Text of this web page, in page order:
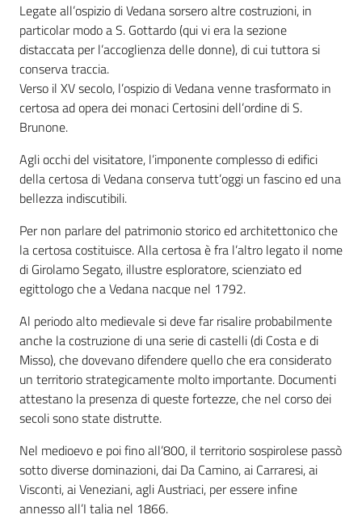
Legate all’ospizio di Vedana sorsero altre costruzioni, in
particolar modo a S. Gottardo (qui vi era la sezione
distaccata per l’accoglienza delle donne), di cui tuttora si
conserva traccia.
Verso il XV secolo, l’ospizio di Vedana venne trasformato in
certosa ad opera dei monaci Certosini dell’ordine di S.
Brunone.
Agli occhi del visitatore, l’imponente complesso di edifici
della certosa di Vedana conserva tutt’oggi un fascino ed una
bellezza indiscutibili.
Per non parlare del patrimonio storico ed architettonico che
la certosa costituisce. Alla certosa è fra l’altro legato il nome
di Girolamo Segato, illustre esploratore, scienziato ed
egittologo che a Vedana nacque nel 1792.
Al periodo alto medievale si deve far risalire probabilmente
anche la costruzione di una serie di castelli (di Costa e di
Misso), che dovevano difendere quello che era considerato
un territorio strategicamente molto importante. Documenti
attestano la presenza di queste fortezze, che nel corso dei
secoli sono state distrutte.
Nel medioevo e poi fino all’800, il territorio sospirolese passò
sotto diverse dominazioni, dai Da Camino, ai Carraresi, ai
Visconti, ai Veneziani, agli Austriaci, per essere infine
annesso all’I talia nel 1866.